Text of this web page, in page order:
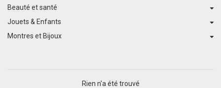
Beauté et santé
Jouets & Enfants
Montres et Bijoux
Rien n'a été trouvé